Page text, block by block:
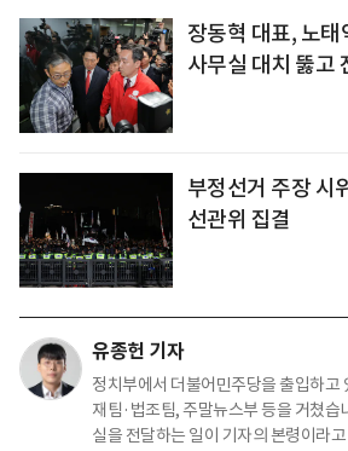
장동혁 대표, 노
사무실 대치 뚫고
부정선거 주장 시
선관위 집결
유종헌 기자
정치부에서 더불어민주당을 출입하고
재팀·법조팀, 주말뉴스부 등을 거쳤습
실을 전달하는 일이 기자의 본령이라